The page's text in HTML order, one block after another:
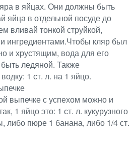
в яйцах. Они должны быть
в отдельной посуде до
вливай тонкой струйкой,
ингредиентами.Чтобы кляр был
и хрустящим, вода для его
ледяной. Также
1 ст. л. на 1 яйцо.
выпечке с успехом можно и
1 яйцо это: 1 ст. л. кукурузного
либо пюре 1 банана, либо 1/4 ст.